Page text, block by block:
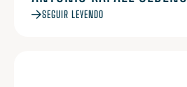
SEGUIR LEYENDO